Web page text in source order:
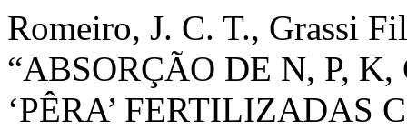
Romeiro, J. C. T., Grassi
“ABSORÇÃO DE N, P,
‘PÊRA’ FERTILIZADAS